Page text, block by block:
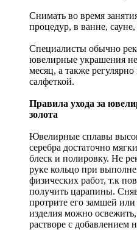
Снимать во время
процедур, в ванне, сауне,
Специалисты обычно
ювелирные украшения не
месяц, а также
салфеткой.
Правила ухода за
золота
Ювелирные сплавы
серебра достаточно
блеск и полировку. Не
руке кольцо при
физических работ, т.к
получить царапины.
протрите его замшей
изделия можно
растворе с добавлением